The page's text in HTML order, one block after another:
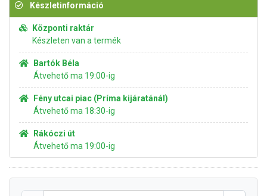
Készletinformáció
Központi raktár
Készleten van a termék
Bartók Béla
Átvehető ma 19:00-ig
Fény utcai piac (Príma kijáratánál)
Átvehető ma 18:30-ig
Rákóczi út
Átvehető ma 19:00-ig